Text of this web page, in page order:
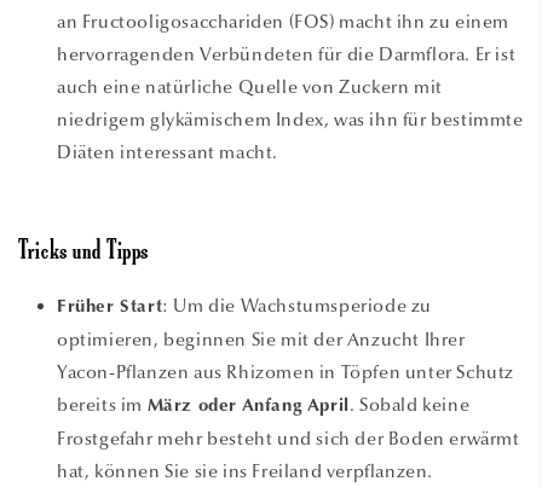
an Fructooligosacchariden (FOS) macht ihn zu einem
hervorragenden Verbündeten für die Darmflora. Er ist
auch eine natürliche Quelle von Zuckern mit
niedrigem glykämischem Index, was ihn für bestimmte
Diäten interessant macht.
Tricks und Tipps
Früher Start: Um die Wachstumsperiode zu
optimieren, beginnen Sie mit der Anzucht Ihrer
Yacon-Pflanzen aus Rhizomen in Töpfen unter Schutz
bereits im März oder Anfang April . Sobald keine
Frostgefahr mehr besteht und sich der Boden erwärmt
hat, können Sie sie ins Freiland verpflanzen.